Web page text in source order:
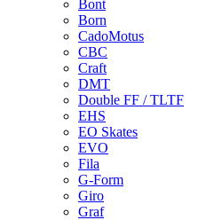
Bont
Born
CadoMotus
CBC
Craft
DMT
Double FF / TLTF
EHS
EO Skates
EVO
Fila
G-Form
Giro
Graf